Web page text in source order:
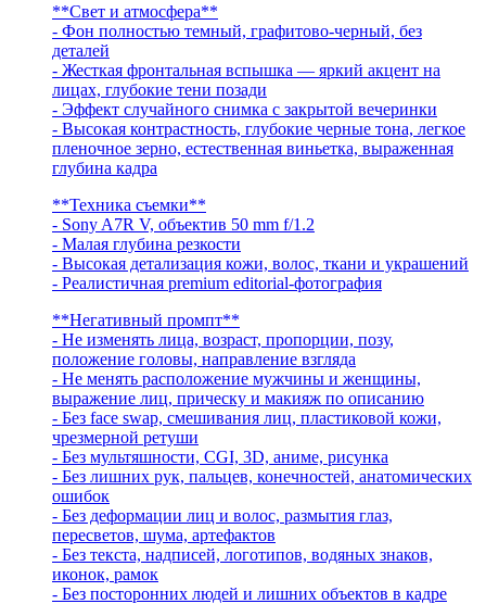
**Свет и атмосфера**
- Фон полностью темный, графитово-черный, без
деталей
- Жесткая фронтальная вспышка — яркий акцент на
лицах, глубокие тени позади
- Эффект случайного снимка с закрытой вечеринки
- Высокая контрастность, глубокие черные тона, легкое
пленочное зерно, естественная виньетка, выраженная
глубина кадра
**Техника съемки**
- Sony A7R V, объектив 50 mm f/1.2
- Малая глубина резкости
- Высокая детализация кожи, волос, ткани и украшений
- Реалистичная premium editorial-фотография
**Негативный промпт**
- Не изменять лица, возраст, пропорции, позу,
положение головы, направление взгляда
- Не менять расположение мужчины и женщины,
выражение лиц, прическу и макияж по описанию
- Без face swap, смешивания лиц, пластиковой кожи,
чрезмерной ретуши
- Без мультяшности, CGI, 3D, аниме, рисунка
- Без лишних рук, пальцев, конечностей, анатомических
ошибок
- Без деформации лиц и волос, размытия глаз,
пересветов, шума, артефактов
- Без текста, надписей, логотипов, водяных знаков,
иконок, рамок
- Без посторонних людей и лишних объектов в кадре